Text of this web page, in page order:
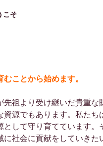
こそ
ことから始めます。
先祖より受け継いだ貴重
資源でもあります。私た
として守り育てています
に社会に貢献をしていきた